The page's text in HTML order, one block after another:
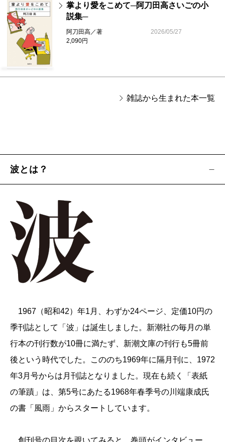
掌より愛をこめて─阿刀田高さいごの小
説集─
阿刀田高／著
2,090円
2026/05/27
雑誌から生まれた本一覧
波とは？
1967（昭和42）年1月、わずか24ページ、定価10円の
季刊誌として「波」は誕生しました。新潮社の毎月の単
行本の刊行数が10冊に満たず、新潮文庫の刊行も5冊前
後という時代でした。こののち1969年に隔月刊に、1972
年3月号からは月刊誌となりました。現在も続く「表紙
の筆蹟」は、第5号にあたる1968年春季号の川端康成氏
の書「風雨」からスタートしています。